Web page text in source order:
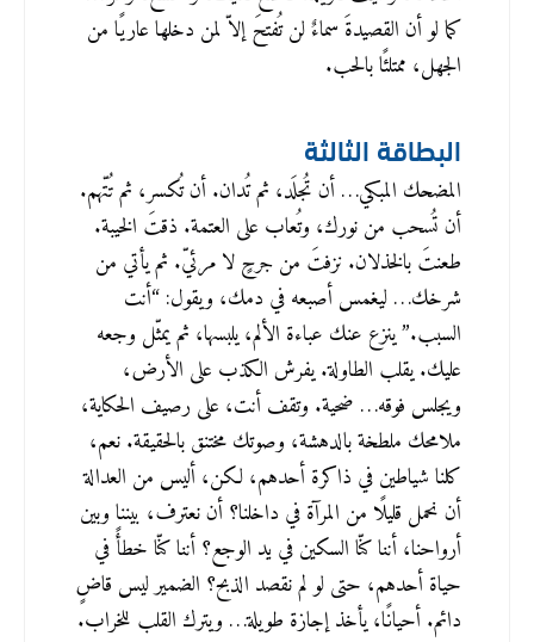
كما لو أن القصيدةَ سماءٌ لن تُفتحَ إلاّ لمن دخلها عاريًا من
الجهل، ممتلئًا بالحب.
البطاقة الثالثة
المضحك المبكي… أن تُجلَد، ثم تُدان. أن تُكسر، ثم تُتّهم.
أن تُسحب من نورك، وتُعاب على العتمة. ذقتَ الخيبة.
طعنتَ بالخذلان. نزفتَ من جرحٍ لا مرئيّ. ثم يأتي من
شرخك… ليغمس أصبعه في دمك، ويقول: “أنت
السبب.” ينزع عنك عباءة الألم، يلبسها، ثم يمثّل وجعه
عليك. يقلب الطاولة. يفرش الكذب على الأرض،
ويجلس فوقه… ضحية. وتقف أنت، على رصيف الحكاية،
ملامحك ملطخة بالدهشة، وصوتك مختنق بالحقيقة. نعم،
كلنا شياطين في ذاكرة أحدهم، لكن، أليس من العدالة
أن نحمل قليلًا من المرآة في داخلنا؟ أن نعترف، بيننا وبين
أرواحنا، أننا كنّا السكين في يد الوجع؟ أننا كنّا خطأً في
حياة أحدهم، حتى لو لم نقصد الذبح؟ الضمير ليس قاضٍ
دائم. أحيانًا، يأخذ إجازة طويلة… ويترك القلب للخراب.